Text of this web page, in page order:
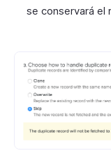
se conservará